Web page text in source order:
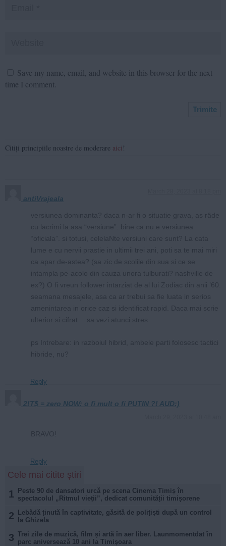
Save my name, email, and website in this browser for the next
time I comment.
Citiți principiile noastre de moderare aici !
antiVrajeala
Reply
2!T$ = zero NOW: o fi mult o fi PUTIN ?! AUD:)
Reply
Cele mai citite știri
1
Peste 90 de dansatori urcă pe scena Cinema Timiș în
spectacolul „Ritmul vieții”, dedicat comunității timișorene
2
Lebădă ținută în captivitate, găsită de polițiști după un control
la Ghizela
3 Trei zile de muzică, film și artă în aer liber. Launmomentdat în
parc aniversează 10 ani la Timișoara